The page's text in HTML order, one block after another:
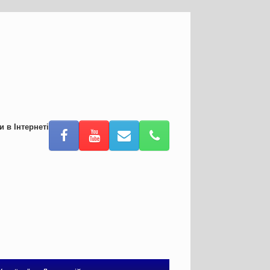
в Інтернеті